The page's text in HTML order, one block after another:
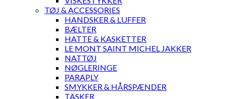
TØJ & ACCESSORIES
HANDSKER & LUFFER
BÆLTER
HATTE & KASKETTER
LE MONT SAINT MICHEL JAKKER
NATTØJ
NØGLERINGE
PARAPLY
SMYKKER & HÅRSPÆNDER
TASKER